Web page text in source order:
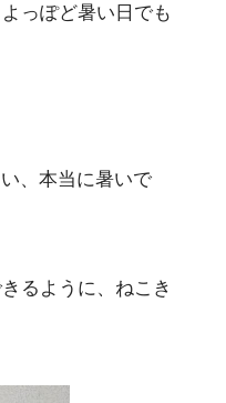
っぽど暑い日でも
、本当に暑いで
るように、ねこき